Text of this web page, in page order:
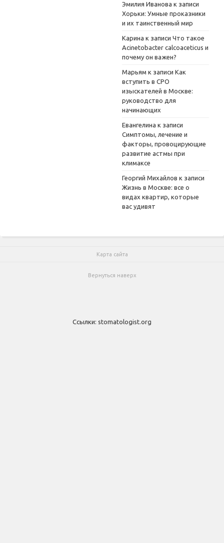
Эмилия Иванова к записи
Хорьки: Умные проказники
и их таинственный мир
Карина к записи Что такое
Acinetobacter calcoaceticus и
почему он важен?
Марьям к записи Как
вступить в СРО
изыскателей в Москве:
руководство для
начинающих
Евангелина к записи
Симптомы, лечение и
факторы, провоцирующие
развитие астмы при
климаксе
Георгий Михайлов к записи
Жизнь в Москве: все о
видах квартир, которые
вас удивят
Карта сайта
Вернуться наверх
Ссылки: stomatologist.org